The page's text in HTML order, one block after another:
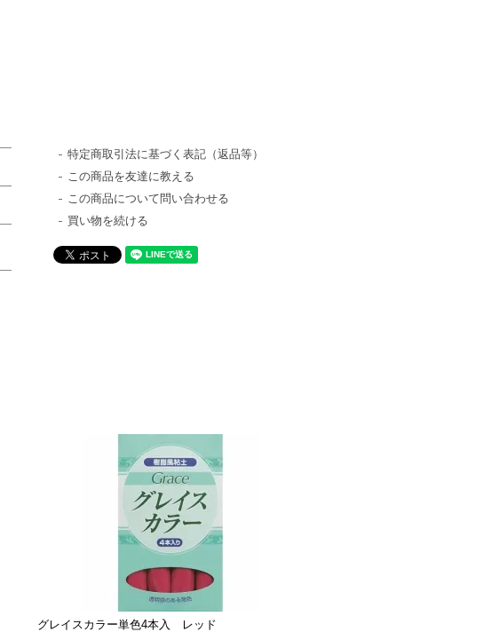
特定商取引法に基づく表記（返品等）
この商品を友達に教える
この商品について問い合わせる
買い物を続ける
グレイスカラー単色4本入 レッド